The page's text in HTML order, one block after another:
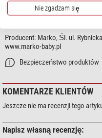
Celestial Buddies podbijają
stronę stacji ISS. A na jej
Buddies!
Elon Musk nazwał tę przytulankę
badań staniu nieważkości
Teraz można to już stwierdzić
całkowicie zasłużyła na swoją
Producent: Marko, Śl. ul.
www.marko-baby.pl
Bezpieczeństwo produktów
KOMENTARZE KLIENTÓW
Jeszcze nie ma recenzji tego
Napisz własną recenzję:
Nie zgadzam się